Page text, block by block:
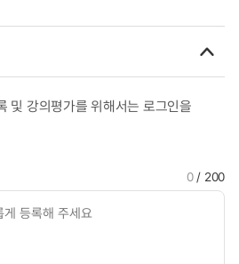
and intention to introduce eco-
Festival and Eco-Friendly Festival
및 강의평가를 위해서는 로그인을
0/ 200